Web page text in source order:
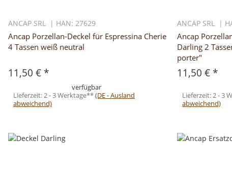
ANCAP SRL | HAN: 27629
Ancap Porzellan-Deckel für Espressina Cherie
4 Tassen weiß neutral
11,50 € *
verfügbar
Lieferzeit:2 - 3 Werktage**(DE - Ausland
abweichend)
ANCAP SRL |
Ancap
Darling 2
porter"
11,50 € *
Lieferzeit:2 - 3
abweichend)